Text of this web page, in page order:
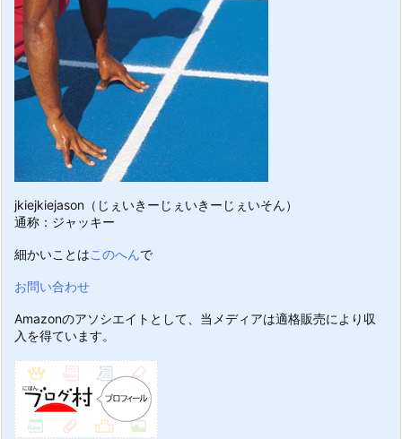
jkiejkiejason（じぇいきーじぇいきーじぇいそん）
通称：ジャッキー
細かいことはこのへんで
お問い合わせ
Amazonのアソシエイトとして、当メディアは適格販売により収
入を得ています。